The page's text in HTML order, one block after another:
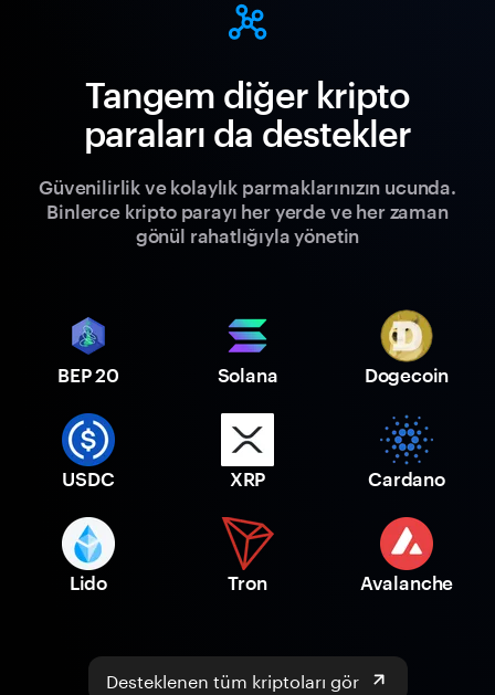
Tangem diğer kripto
paraları da destekler
Güvenilirlik ve kolaylık parmaklarınızın ucunda.
Binlerce kripto parayı her yerde ve her zaman
gönül rahatlığıyla yönetin
BEP 20 Solana Dogecoin
USDC XRP Cardano
Lido Tron Avalanche
Desteklenen tüm kriptoları gör